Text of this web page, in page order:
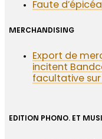
Faute
MERCHANDISING
Export de
incitent
facultative sur
EDITION PHONO. ET